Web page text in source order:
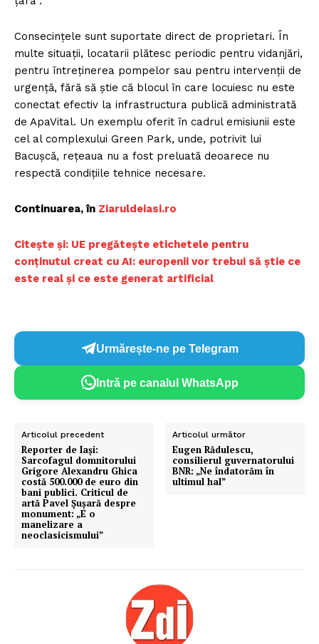
Consecințele sunt suportate direct de proprietari. În
multe situații, locatarii plătesc periodic pentru vidanjări,
pentru întreținerea pompelor sau pentru intervenții de
urgență, fără să știe că blocul în care locuiesc nu este
conectat efectiv la infrastructura publică administrată
de ApaVital. Un exemplu oferit în cadrul emisiunii este
cel al complexului Green Park, unde, potrivit lui
Bacușcă, rețeaua nu a fost preluată deoarece nu
respectă condițiile tehnice necesare.
Continuarea, în Ziaruldeiasi.ro
Citește și: UE pregătește etichetele pentru
conținutul creat cu AI: europenii vor trebui să știe ce
este real și ce este generat artificial
Urmărește-ne pe Telegram
Intră pe canalul WhatsApp
Articolul precedent
Reporter de Iași:
Sarcofagul domnitorului
Grigore Alexandru Ghica
costă 500.000 de euro din
bani publici. Criticul de
artă Pavel Șușară despre
monument: „E o
manelizare a
neoclasicismului”
Articolul următor
Eugen Rădulescu,
consilierul guvernatorului
BNR: „Ne îndatorăm în
ultimul hal”